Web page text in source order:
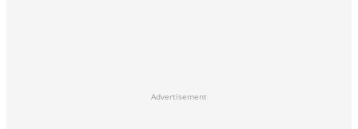
Advertisement